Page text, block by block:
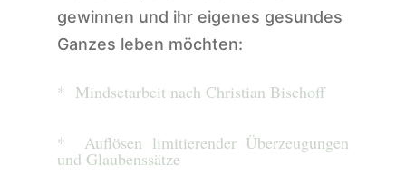
gewinnen und ihr eigenes gesundes
Ganzes leben möchten:
* Mindsetarbeit nach Christian Bischoff
* Auflösen limitierender Überzeugungen
und Glaubenssätze